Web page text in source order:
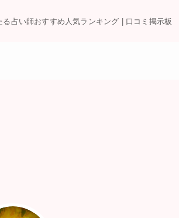
る占い師おすすめ人気ランキング | 口コミ掲示板